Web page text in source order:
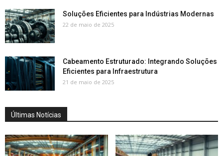
Soluções Eficientes para Indústrias Modernas
22 de maio de 2025
Cabeamento Estruturado: Integrando Soluções
Eficientes para Infraestrutura
21 de maio de 2025
Últimas Notícias